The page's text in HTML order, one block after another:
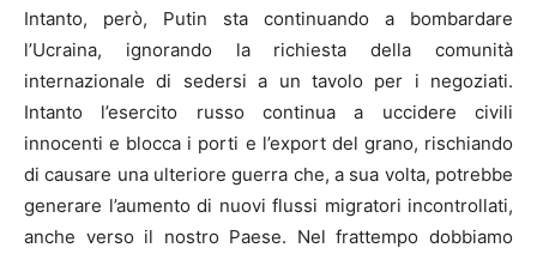
Intanto, però, Putin sta continuando a bombardare
l’Ucraina, ignorando la richiesta della comunità
internazionale di sedersi a un tavolo per i negoziati.
Intanto l’esercito russo continua a uccidere civili
innocenti e blocca i porti e l’export del grano, rischiando
di causare una ulteriore guerra che, a sua volta, potrebbe
generare l’aumento di nuovi flussi migratori incontrollati,
anche verso il nostro Paese. Nel frattempo dobbiamo